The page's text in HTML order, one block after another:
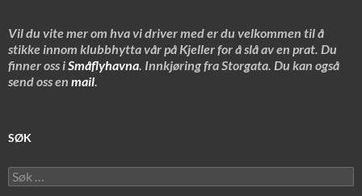
Vil du vite mer om hva vi driver med er du velkommen til å
stikke innom klubbhytta vår på Kjeller for å slå av en prat. Du
finner oss iSmåflyhavna. Innkjøring fra Storgata. Du kan også
send oss en mail.
SØK
Søk
etter: